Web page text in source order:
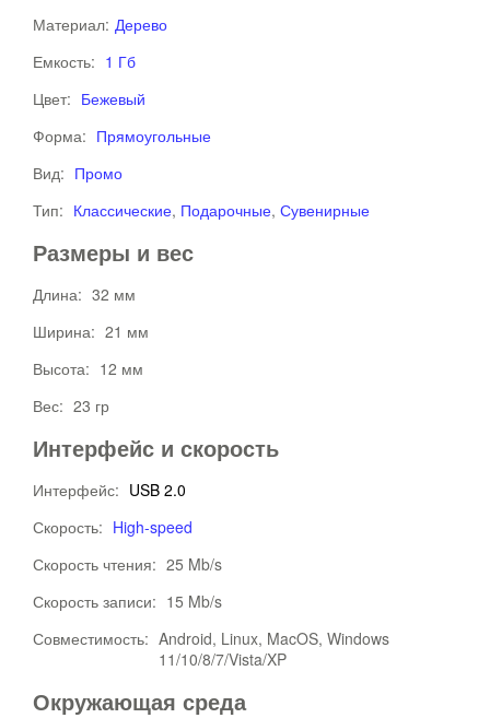
Материал: Дерево
Емкость: 1 Гб
Цвет: Бежевый
Форма: Прямоугольные
Вид: Промо
Тип: Классические, Подарочные, Сувенирные
Размеры и вес
Длина: 32 мм
Ширина: 21 мм
Высота: 12 мм
Вес: 23 гр
Интерфейс и скорость
Интерфейс: USB 2.0
Скорость: High-speed
Скорость чтения: 25 Mb/s
Скорость записи: 15 Mb/s
Совместимость: Android, Linux, MacOS, Windows
11/10/8/7/Vista/XP
Окружающая среда